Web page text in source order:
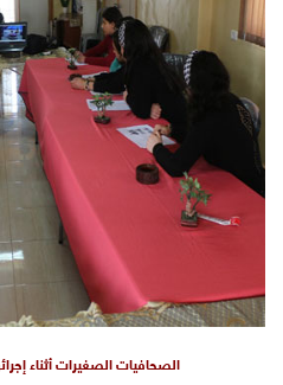
الصحافيات الصغيرات أثناء